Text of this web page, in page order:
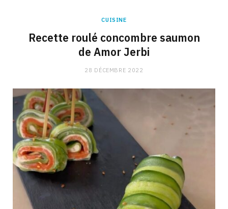
CUISINE
Recette roulé concombre saumon
de Amor Jerbi
28 DÉCEMBRE 2022